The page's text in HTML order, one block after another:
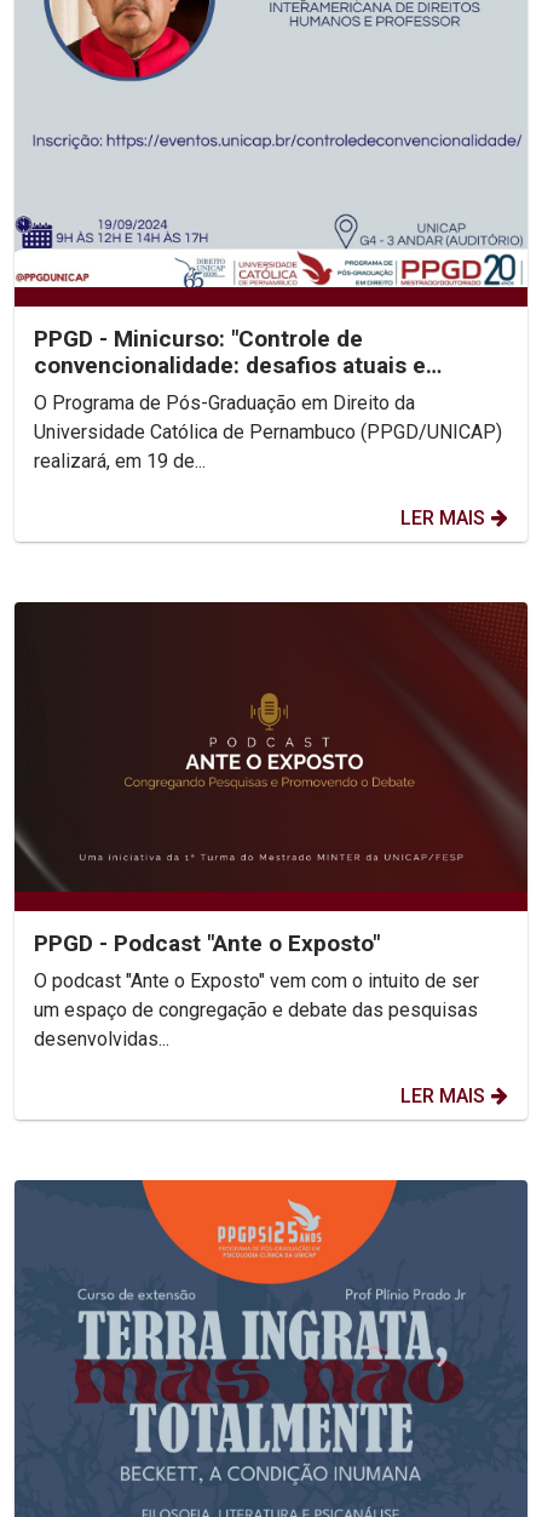
PPGD - Minicurso: "Controle de
convencionalidade: desafios atuais e
perspectivas”
O Programa de Pós-Graduação em Direito da
Universidade Católica de Pernambuco (PPGD/UNICAP)
realizará, em 19 de...
LER MAIS
PPGD - Podcast "Ante o Exposto"
O podcast "Ante o Exposto" vem com o intuito de ser
um espaço de congregação e debate das pesquisas
desenvolvidas...
LER MAIS